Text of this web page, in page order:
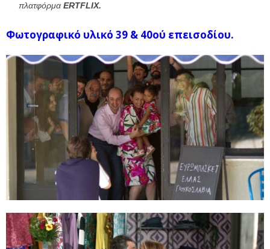
πλατφόρμα ERTFLIX.
Φωτογραφικό υλικό 39 & 40ού επεισοδίου.